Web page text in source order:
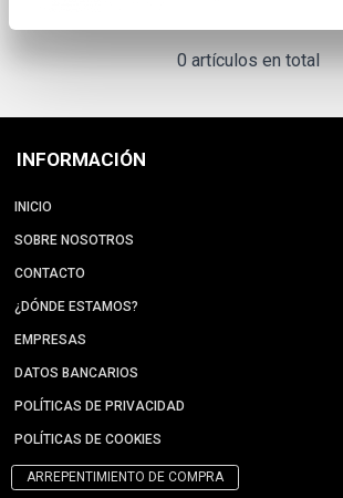
0 artículos en total
INFORMACIÓN
INICIO
SOBRE NOSOTROS
CONTACTO
¿DÓNDE ESTAMOS?
EMPRESAS
DATOS BANCARIOS
POLÍTICAS DE PRIVACIDAD
POLÍTICAS DE COOKIES
ARREPENTIMIENTO DE COMPRA